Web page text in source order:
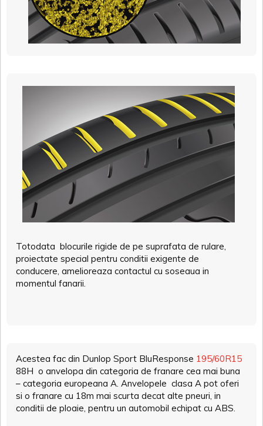
Totodata blocurile rigide de pe suprafata de rulare,
proiectate special pentru conditii exigente de
conducere, amelioreaza contactul cu soseaua in
momentul fanarii.
Acestea fac din Dunlop Sport BluResponse 195/60R15
88H o anvelopa din categoria de franare cea mai buna
– categoria europeana A. Anvelopele clasa A pot oferi
si o franare cu 18m mai scurta decat alte pneuri, in
conditii de ploaie, pentru un automobil echipat cu ABS.